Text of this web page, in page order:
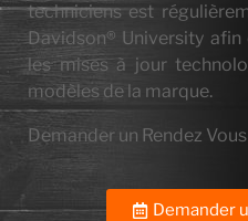
techniciens est
Davidson® University
les mises à jour
modèles de la marque.
Demander un Rendez Vous
Demander